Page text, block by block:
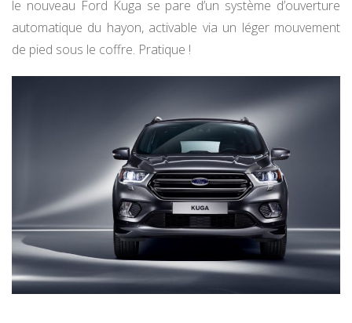
le nouveau Ford Kuga se pare d’un système d’ouverture
automatique du hayon, activable via un léger mouvement
de pied sous le coffre. Pratique !